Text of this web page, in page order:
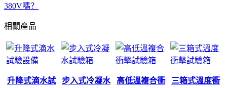
380V嗎？
相關產品
升降式滴水試
步入式冷凝水
高低溫複合衝
三箱式溫度衝